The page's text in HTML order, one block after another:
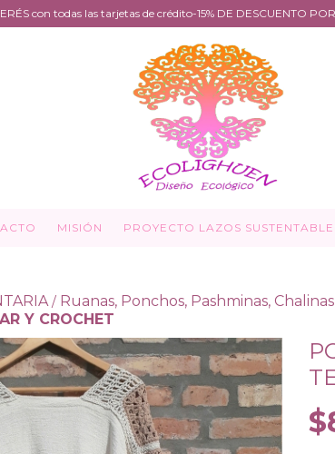
con todas las tarjetas de crédito-15% DE DESCUENTO
MISIÓN PROYECTO LAZOS
/ Ruanas, Ponchos, Pashminas, Chalinas
Y CROCHET